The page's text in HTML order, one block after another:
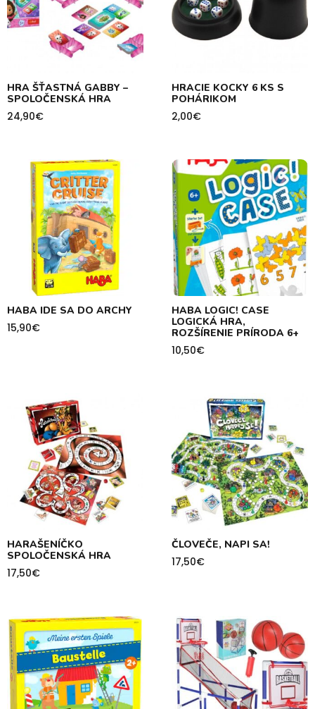
HRA ŠŤASTNÁ GABBY –
SPOLOČENSKÁ HRA
24,90€
HRACIE KOCKY 6 KS S
POHÁRIKOM
2,00€
HABA IDE SA DO ARCHY
15,90€
HABA LOGIC! CASE
LOGICKÁ HRA,
ROZŠÍRENIE PRÍRODA 6+
10,50€
HARAŠENÍČKO
SPOLOČENSKÁ HRA
17,50€
ČLOVEČE, NAPI SA!
17,50€